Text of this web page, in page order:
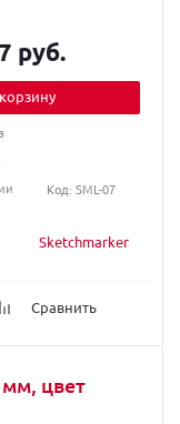
Sketchmarker
Сравнить
руб.
Код: SML-07
цвет